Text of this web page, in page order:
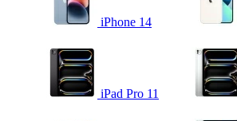
iPhone 14
iPad Pro 11